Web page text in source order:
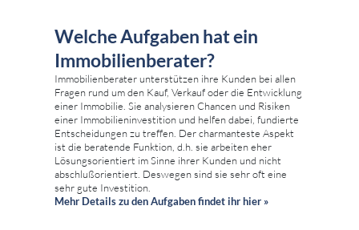
Welche Aufgaben hat ein
Immobilienberater?
Immobilienberater unterstützen ihre Kunden bei allen
Fragen rund um den Kauf, Verkauf oder die Entwicklung
einer Immobilie. Sie analysieren Chancen und Risiken
einer Immobilieninvestition und helfen dabei, fundierte
Entscheidungen zu treffen. Der charmanteste Aspekt
ist die beratende Funktion, d.h. sie arbeiten eher
Lösungsorientiert im Sinne ihrer Kunden und nicht
abschlußorientiert. Deswegen sind sie sehr oft eine
sehr gute Investition.
Mehr Details zu den Aufgaben findet ihr hier »